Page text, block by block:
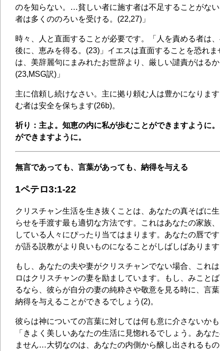
のを知らない。…貧しい者に施す者は不足することがな
者は多くののろいを受ける。(22,27)」
時々、人と直面することが必要です。「人を責める者は
後に、恵みを得る。(23)」イエスは直面することを恐れ
は、美辞麗句にまみれたお世辞より、厳しい譴責がはる
(23,MSG訳)」
主に信頼し続けなさい。主に拠り頼む人は豊かになりま
む者は安全を保ちます(26b)。
祈り：主よ。知恵の内に私が歩むことができますように
ができますように。
無言であっても、言葉があっても、納得を与える
1ペテロ3:1-22
クリスチャン生活を生き抜くことは、あなたの真そばに
らせを手渡す最も適切な方法です。これはあなたの家族
している人々にぴったり当てはまります。あなたの唇で
が語る説教がより良いものになることがしばしばありま
もし、あなたの夫や妻がクリスチャンでない場合、これ
ロはクリスチャンの妻を励ましています。もし、みこと
るなら、彼らが自分の妻の純粋さや敬意を見る時に、言
納得を与えることができるでしょう(2)。
彼らは神についての言葉に対しては何も意に介さないか
「きよく美しいあなたの生活に見惚れるでしょう。あな
ません…大切なのは、あなたの内側から醸し出されるも